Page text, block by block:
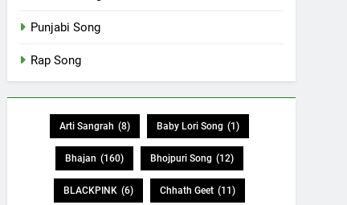
Punjabi Song
Rap Song
Arti Sangrah (8) Baby Lori Song (1)
Bhajan (160) Bhojpuri Song (12)
BLACKPINK (6) Chhath Geet (11)